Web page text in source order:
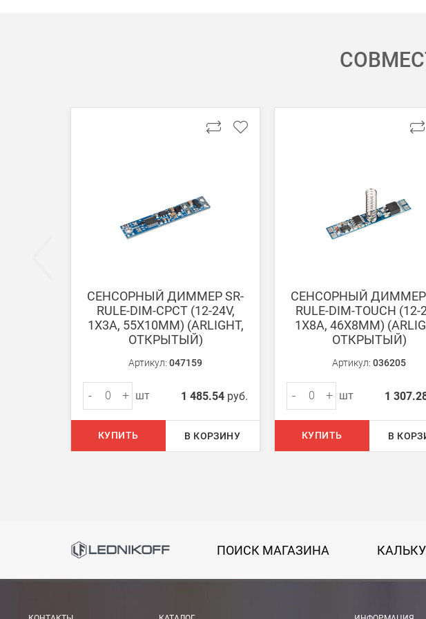
Безналичная оплата по счету
Вы можете оплатить заказ по выставленному счету в любом удобном Вам
После получения оплаты счета с Вами свяжется менеджер для
Доставка:
В Москве (внутри МКАД)
БЕСПЛАТНАЯ доставка при сумме заказа от 7000 руб.
В Санкт-Петербурге
СЕНСОРНЫЙ ДИММЕР SR-
RULE-DIM-CPCT (12-24V,
1X3A, 55X10MM) (ARLIGHT,
ОТКРЫТЫЙ)
Артикул: 047159
- + шт 1 485.54 руб.
КУПИТЬ В КОРЗИНУ
СЕНСОРНЫЙ ДИММЕР
RULE-DIM-TOUCH (12-
1X8A, 46X8MM)
ОТКРЫТЫЙ)
Артикул: 036205
- + шт 1
КУПИТЬ В
ПОИСК МАГАЗИНА